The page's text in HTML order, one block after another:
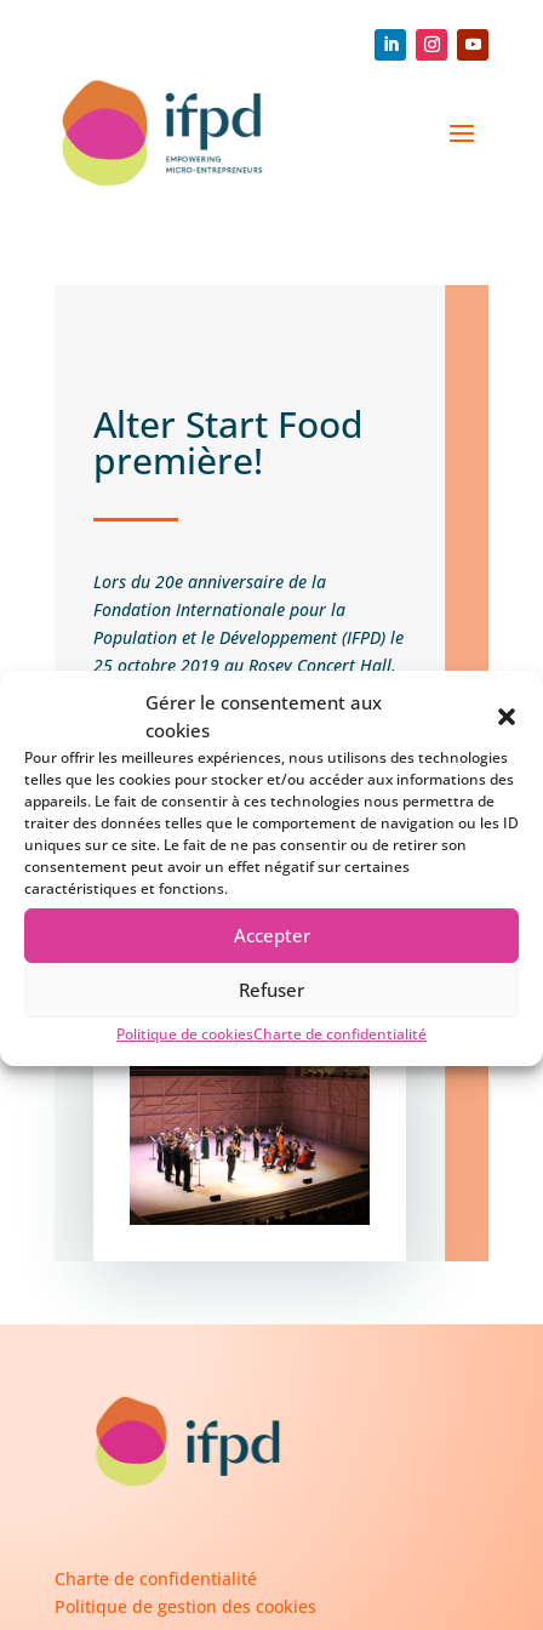
Gérer le consentement aux
cookies
Pour offrir les meilleures expériences, nous utilisons des technologies
telles que les cookies pour stocker et/ou accéder aux informations des
appareils. Le fait de consentir à ces technologies nous permettra de
traiter des données telles que le comportement de navigation ou les ID
uniques sur ce site. Le fait de ne pas consentir ou de retirer son
consentement peut avoir un effet négatif sur certaines
caractéristiques et fonctions.
Accepter
Refuser
Politique de cookiesCharte de confidentialité
Alter Start Food
première!
Lors du 20e anniversaire de la
Fondation Internationale pour la
Population et le Développement (IFPD) le
25 octobre 2019 au Rosey Concert Hall,
les invités ont pu déguster des
spécialités de traiteur et de pâtisserie
préparées par les micro-entrepreneurs
d’Alter Start Food. Alter Start est un
programme de l’IFPD dont l’objectif est
de permettre à de jeunes migrants de
lancer leur micro-entreprise afin de
trouver une alternative économique à
l’aide sociale en Suisse.
Les photos de l’événement
Charte de confidentialité
Politique de gestion des cookies